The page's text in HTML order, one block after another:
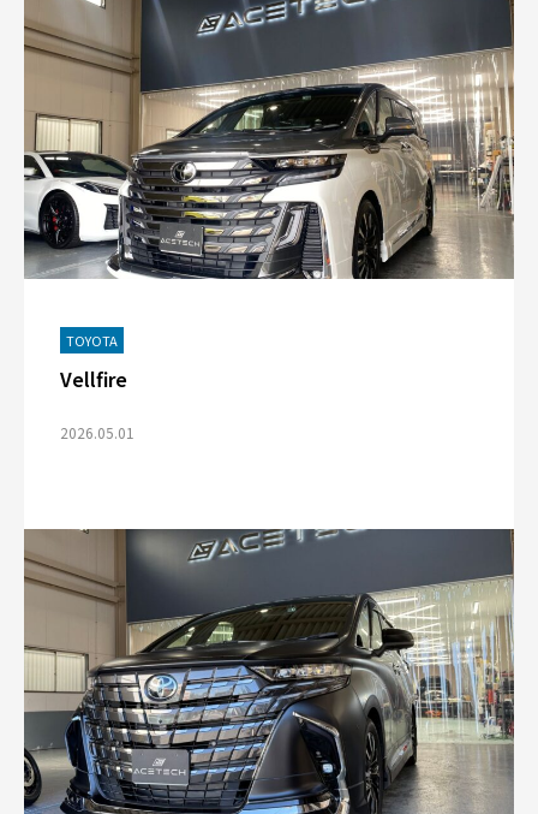
TOYOTA
Vellfire
2026.05.01